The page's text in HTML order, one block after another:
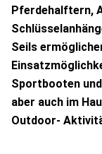
Pferdehalftern,
Seils
Sportbooten
aber auch im
Outdoor-